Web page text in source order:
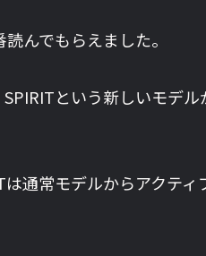
んでもらえました。
という新しいモデ
は通常モデルからアクテ